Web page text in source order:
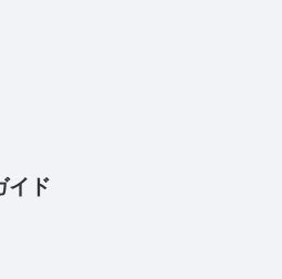
イド